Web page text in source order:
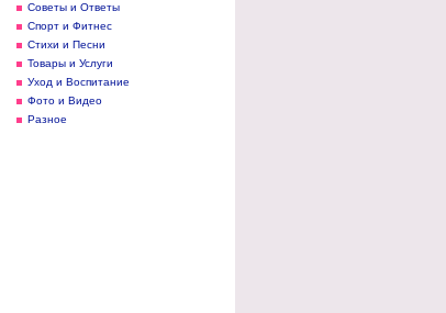
Советы и Ответы
Спорт и Фитнес
Стихи и Песни
Товары и Услуги
Уход и Воспитание
Фото и Видео
Разное